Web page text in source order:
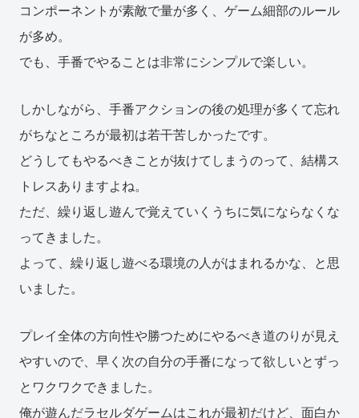
コンポーネントが素敵で量が多く、ゲーム細部のルール
が多め。
でも、手番でやることは非常にシンプルで楽しい。
しかしながら、手番アクションの後の処理が多くて忘れ
がちなところが最初は若干苦しかったです。
どうしてもやるべきことが抜けてしまうのって、結構ス
トレスありますよね。
ただ、繰り返し遊んで覚えていくうちに気にならなくな
ってきました。
よって、繰り返し遊べる環境の人がはまれるかな、と思
いました。
プレイ全体の方向性や勝つためにやるべき道のりが見え
やすいので、早く次の自分の手番になって欲しいとずっ
とワクワクできました。
俺が遊んだラセルダゲームはこれが最初だけど、面白か